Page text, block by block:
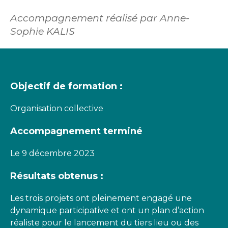
Accompagnement réalisé par Anne-
Sophie KALIS
Objectif de formation :
Organisation collective
Accompagnement terminé
Le 9 décembre 2023
Résultats obtenus :
Les trois projets ont pleinement engagé une
dynamique participative et ont un plan d’action
réaliste pour le lancement du tiers lieu ou des